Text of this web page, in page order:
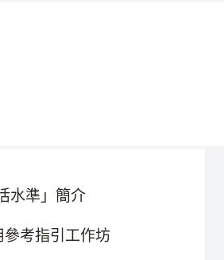
水準」簡介
考指引工作坊